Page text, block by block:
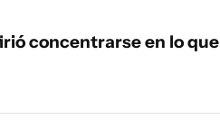
concentrarse en lo que